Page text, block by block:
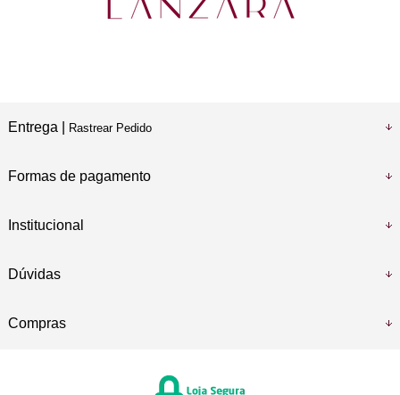
Entrega | Rastrear Pedido
Formas de pagamento
Institucional
Dúvidas
Compras